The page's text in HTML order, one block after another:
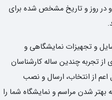
و در روز و تاریخ مشخص شده برای
و تجهیزات نمایشگاهی و
از تجربه چندین ساله کارشناسان
از انتخاب، ارسال و نصب
بهتر شدن مراسم و نمایشگاه شما را